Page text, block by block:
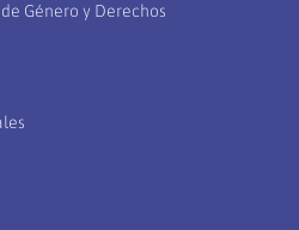
Género y Derechos